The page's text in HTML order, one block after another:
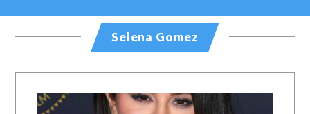
Selena Gomez